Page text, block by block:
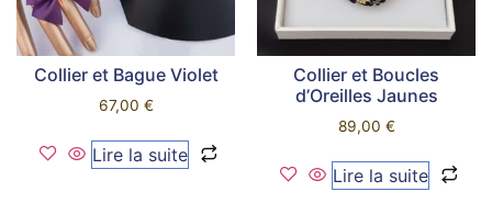
Collier et Bague Violet
67,00 €
Lire la suite
Collier et Boucles
d’Oreilles Jaunes
89,00 €
Lire la suite